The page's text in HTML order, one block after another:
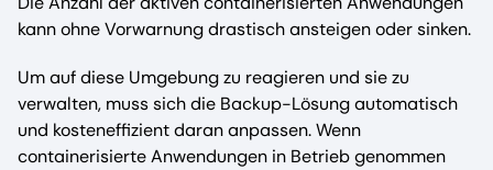
kann ohne Vorwarnung drastisch ansteigen oder sinken.
Um auf diese Umgebung zu reagieren und sie zu
verwalten, muss sich die Backup-Lösung automatisch
und kosteneffizient daran anpassen. Wenn
containerisierte Anwendungen in Betrieb genommen